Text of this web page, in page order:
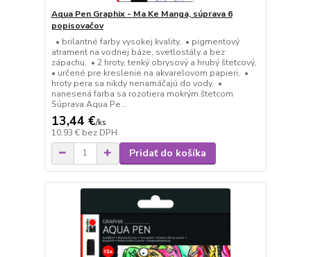
Aqua Pen Graphix - Ma Ke Manga, súprava 6
popisovačov
• brilantné farby vysokej kvality, • pigmentový
atrament na vodnej báze, svetlostály a bez
zápachu, • 2 hroty, tenký obrysový a hrubý štetcový,
• určené pre kreslenie na akvarelovom papieri, •
hroty pera sa nikdy nenamáčajú do vody, •
nanesená farba sa rozotiera mokrým štetcom
Súprava Aqua Pe...
13,44 €/ks
10,93 € bez DPH
Pridať do košíka